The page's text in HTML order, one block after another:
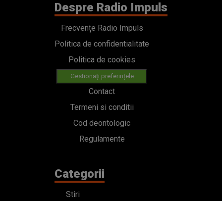
Despre Radio Impuls
Frecvențe Radio Impuls
Politica de confidentialitate
Politica de cookies
Gestionați preferințele
Contact
Termeni si conditii
Cod deontologic
Regulamente
Categorii
Stiri